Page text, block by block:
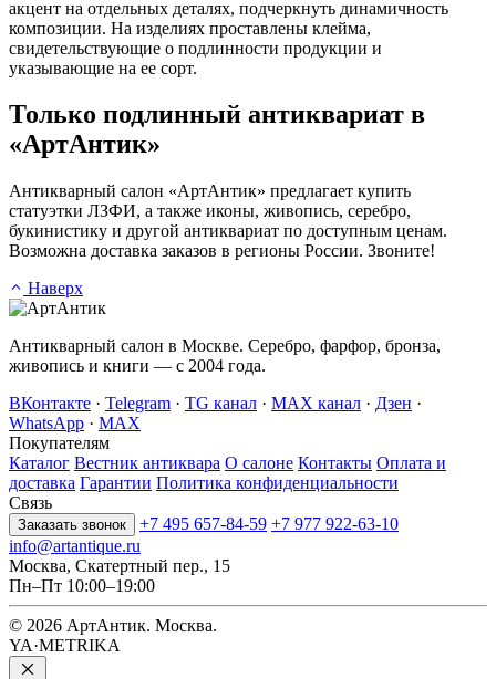
акцент на отдельных деталях, подчеркнуть динамичность
композиции. На изделиях проставлены клейма,
свидетельствующие о подлинности продукции и
указывающие на ее сорт.
Только подлинный антиквариат в
«АртАнтик»
Антикварный салон «АртАнтик» предлагает купить
статуэтки ЛЗФИ, а также иконы, живопись, серебро,
букинистику и другой антиквариат по доступным ценам.
Возможна доставка заказов в регионы России. Звоните!
Наверх
Антикварный салон в Москве. Серебро, фарфор, бронза,
живопись и книги — с 2004 года.
ВКонтакте · Telegram · TG канал · MAX канал · Дзен ·
WhatsApp · MAX
Покупателям
Каталог Вестник антиквара О салоне Контакты Оплата и
доставка Гарантии Политика конфиденциальности
Связь
Заказать звонок +7 495 657-84-59 +7 977 922-63-10
info@artantique.ru
Москва, Скатертный пер., 15
Пн–Пт 10:00–19:00
© 2026 АртАнтик. Москва.
YA·METRIKA